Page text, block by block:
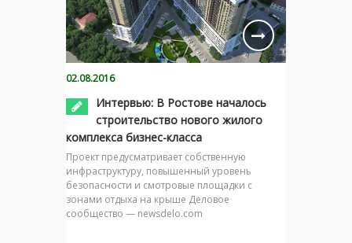
02.08.2016
Интервью: В Ростове началось
строительство нового жилого
комплекса бизнес-класса
Проект предусматривает собственную
инфраструктуру, повышенный уровень
безопасности и смотровые площадки с
зонами отдыха на крыше Деловое
сообщество — newsdelo.com